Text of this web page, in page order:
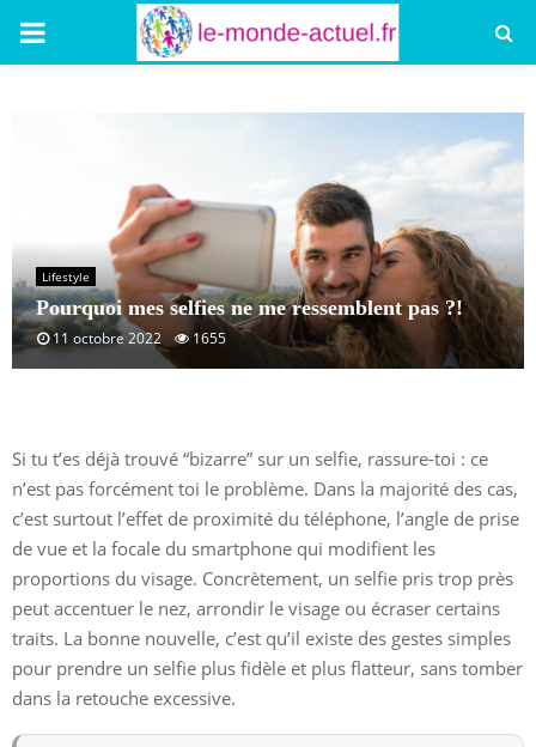
PRIMARY
Lifestyle
Pourquoi mes selfies ne me ressemblent pas ?!
11 octobre 2022 1655
Si tu t’es déjà trouvé “bizarre” sur un selfie, rassure-toi : ce
n’est pas forcément toi le problème. Dans la majorité des cas,
c’est surtout l’effet de proximité du téléphone, l’angle de prise
de vue et la focale du smartphone qui modifient les
proportions du visage. Concrètement, un selfie pris trop près
peut accentuer le nez, arrondir le visage ou écraser certains
traits. La bonne nouvelle, c’est qu’il existe des gestes simples
pour prendre un selfie plus fidèle et plus flatteur, sans tomber
dans la retouche excessive.